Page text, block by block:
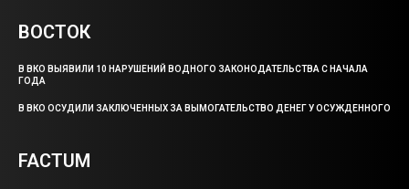
ВОСТОК
В ВКО ВЫЯВИЛИ 10 НАРУШЕНИЙ ВОДНОГО ЗАКОНОДАТЕЛЬСТВА С НАЧАЛА
ГОДА
В ВКО ОСУДИЛИ ЗАКЛЮЧЕННЫХ ЗА ВЫМОГАТЕЛЬСТВО ДЕНЕГ У ОСУЖДЕННОГО
FACTUM